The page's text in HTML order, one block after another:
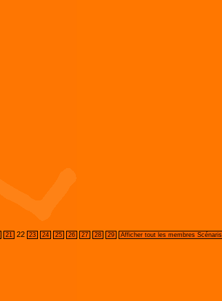
21 22 23 24 25 26 27 28 29 Afficher tout les membres